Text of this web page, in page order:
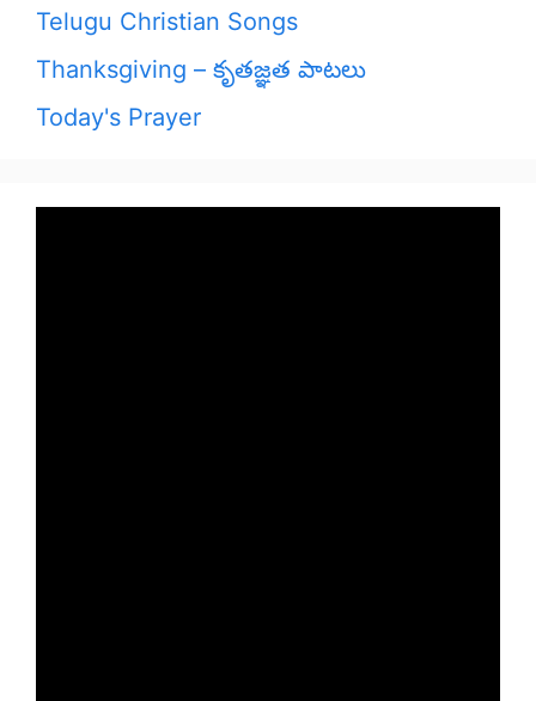
Telugu Christian Songs
Thanksgiving – కృతజ్ఞత పాటలు
Today's Prayer